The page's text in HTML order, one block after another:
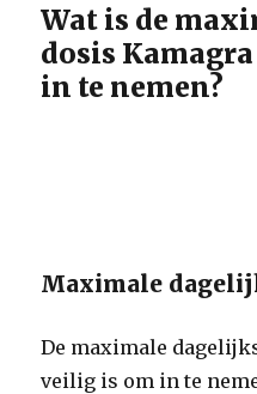
Wat is de
dosis
in te nemen?
Maximale
De maximale
veilig is om in te